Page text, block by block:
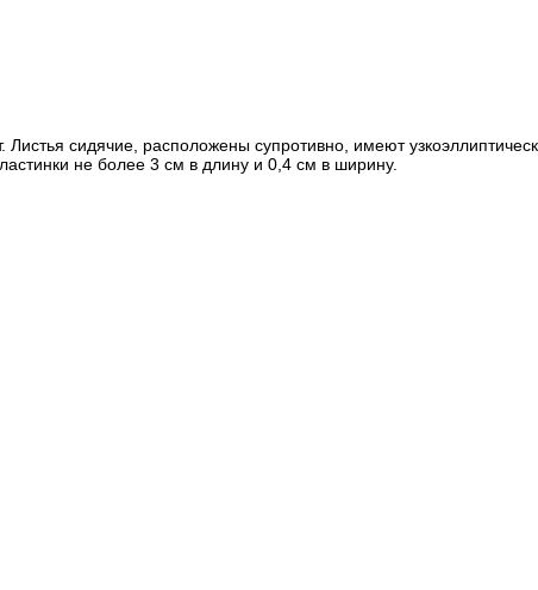
Листья сидячие, расположены супротивно, имеют
не более 3 см в длину и 0,4 см в ширину.